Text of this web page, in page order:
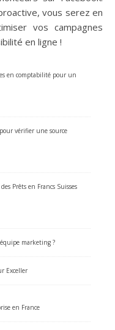
vous serez en
vos campagnes
en ligne !
en comptabilité pour un
vérifier une source
Prêts en Francs Suisses
marketing ?
Exceller
en France